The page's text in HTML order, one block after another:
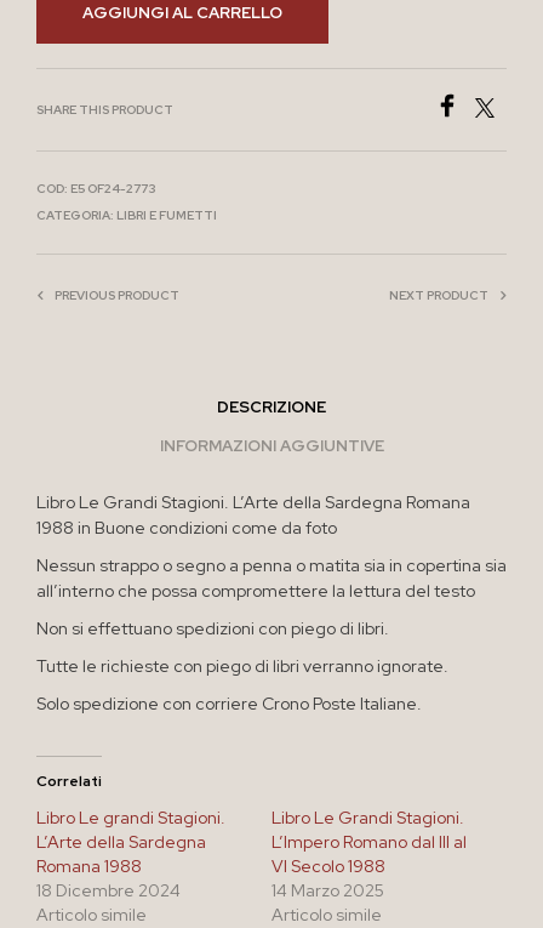
AGGIUNGI AL CARRELLO
SHARE THIS PRODUCT
COD: E5 OF24-2773
CATEGORIA: LIBRI E FUMETTI
PREVIOUS PRODUCT NEXT PRODUCT
DESCRIZIONE
INFORMAZIONI AGGIUNTIVE
Libro Le Grandi Stagioni. L’Arte della Sardegna Romana
1988 in Buone condizioni come da foto
Nessun strappo o segno a penna o matita sia in copertina sia
all’interno che possa compromettere la lettura del testo
Non si effettuano spedizioni con piego di libri.
Tutte le richieste con piego di libri verranno ignorate.
Solo spedizione con corriere Crono Poste Italiane.
Correlati
Libro Le grandi Stagioni.
L’Arte della Sardegna
Romana 1988
18 Dicembre 2024
Articolo simile
Libro Le Grandi Stagioni.
L’Impero Romano dal III al
VI Secolo 1988
14 Marzo 2025
Articolo simile